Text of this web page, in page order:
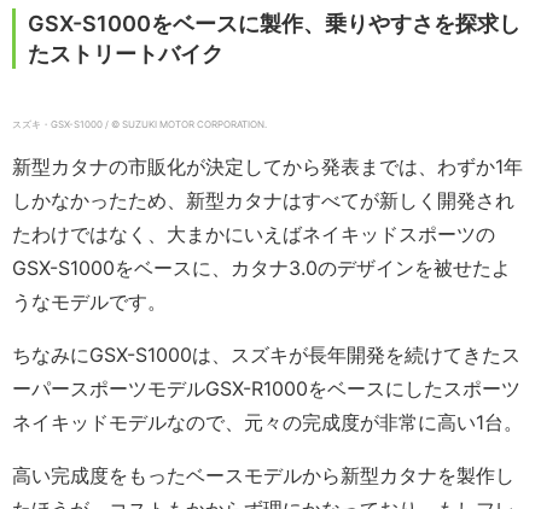
GSX-S1000をベースに製作、乗りやすさを探求し
たストリートバイク
スズキ・GSX-S1000 / © SUZUKI MOTOR CORPORATION.
新型カタナの市販化が決定してから発表までは、わずか1年
しかなかったため、新型カタナはすべてが新しく開発され
たわけではなく、大まかにいえばネイキッドスポーツの
GSX-S1000をベースに、カタナ3.0のデザインを被せたよ
うなモデルです。
ちなみにGSX-S1000は、スズキが長年開発を続けてきたス
ーパースポーツモデルGSX-R1000をベースにしたスポーツ
ネイキッドモデルなので、元々の完成度が非常に高い1台。
高い完成度をもったベースモデルから新型カタナを製作し